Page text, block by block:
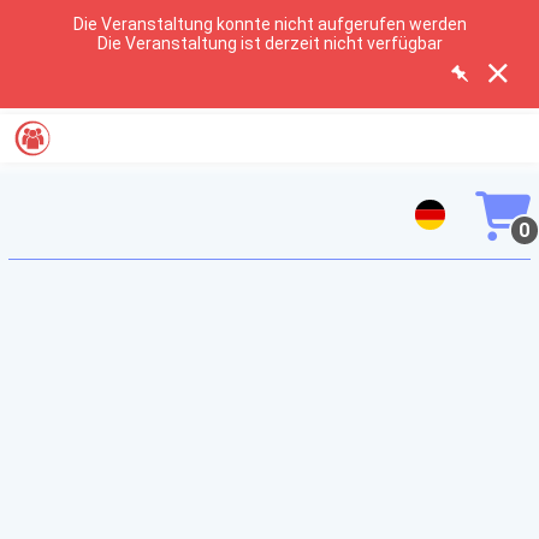
Die Veranstaltung konnte nicht aufgerufen werden
Die Veranstaltung ist derzeit nicht verfügbar
0